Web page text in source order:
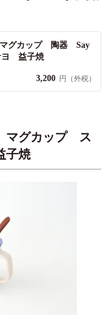
グカップ 陶器 Say
ヨ 益子焼
3,200 円（外税）
マグカップ ス
子焼